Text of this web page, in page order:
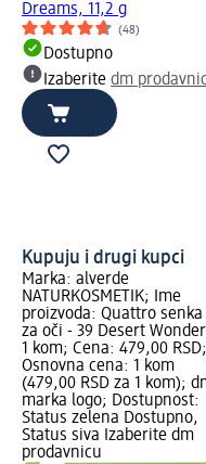
Dreams, 11,2 g
(48)
Dostupno
Izaberite dm
Kupuju i drugi kupci
Marka: alverde
NATURKOSMETIK; Ime
proizvoda: Quattro senka
za oči - 39 Desert
1 kom; Cena: 479,00 RSD;
Osnovna cena: 1 kom
(479,00 RSD za 1 kom);
marka logo; Dostupnost:
Status zelena Dostupno,
Status siva Izaberite dm
prodavnicu